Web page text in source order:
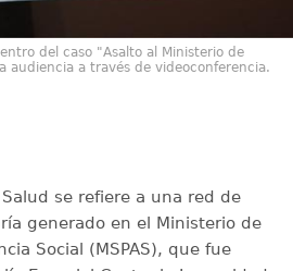
del caso "Asalto al Ministerio de
audiencia a través de videoconferencia.
se refiere a una red de
generado en el Ministerio de
Social (MSPAS), que fue